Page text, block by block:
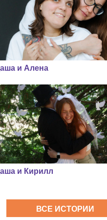
и Алена
и Кирилл
ВСЕ ИСТОРИИ